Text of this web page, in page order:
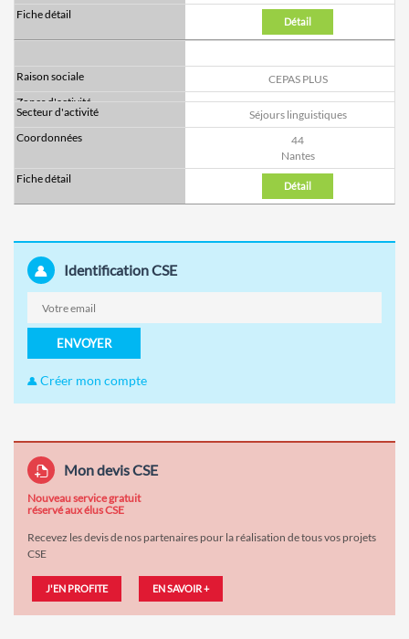
Détail
CEPAS PLUS
Séjours linguistiques
44
Nantes
Détail
Identification CSE
ENVOYER
Créer mon compte
Mon devis CSE
Nouveau service gratuit
réservé aux élus CSE
Recevez les devis de nos partenaires pour la réalisation de tous vos projets
CSE
J'EN PROFITE EN SAVOIR +